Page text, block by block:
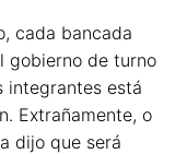
cada bancada
gobierno de turno
integrantes está
Extrañamente, o
dijo que será